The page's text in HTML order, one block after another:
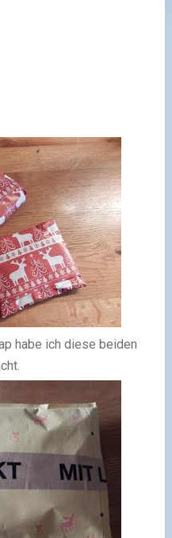
habe ich diese beiden